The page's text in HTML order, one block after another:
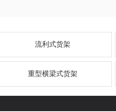
流利式货架
重型横梁式货架